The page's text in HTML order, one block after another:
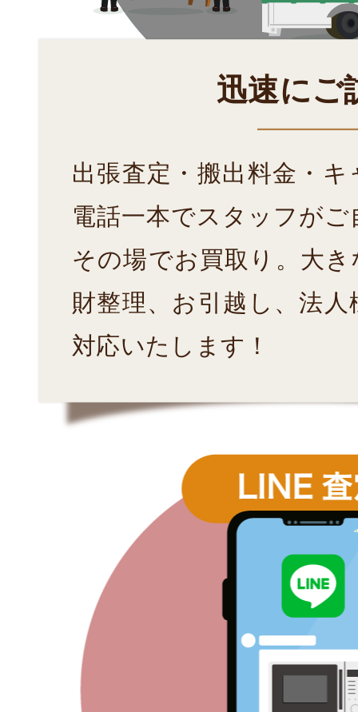
迅速にご
出張査定・搬出料金・
電話一本でスタッフが
その場でお買取り。大
財整理、お引越し、法
対応いたします！